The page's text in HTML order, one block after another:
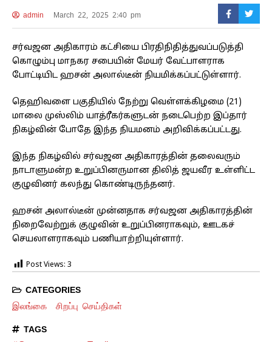
admin March 22, 2025 2:40 pm
சர்வஜன அதிகாரம் கட்சியை பிரதிநிதித்துவப்படுத்தி
கொழும்பு மாநகர சபையின் மேயர் வேட்பாளராக
போட்டியிட ஹசன் அலால்டீன் நியமிக்கப்பட்டுள்ளார்.
தெஹிவளை பகுதியில் நேற்று வெள்ளக்கிழமை (21)
மாலை முஸ்லிம் யாத்ரீகர்களுடன் நடைபெற்ற இப்தார்
நிகழ்வின் போதே இந்த நியமனம் அறிவிக்கப்பட்டது.
இந்த நிகழ்வில் சர்வஜன அதிகாரத்தின் தலைவரும்
நாடாளுமன்ற உறுப்பினருமான திலித் ஜயவீர உள்ளிட்ட
குழுவினர் கலந்து கொண்டிருந்தனர்.
ஹசன் அலால்டீன் முன்னதாக சர்வஜன அதிகாரத்தின்
நிறைவேற்றுக் குழுவின் உறுப்பினராகவும், ஊடகச்
செயலாளராகவும் பணியாற்றியுள்ளார்.
Post Views: 3
CATEGORIES
இலங்கை சிறப்பு செய்திகள்
TAGS